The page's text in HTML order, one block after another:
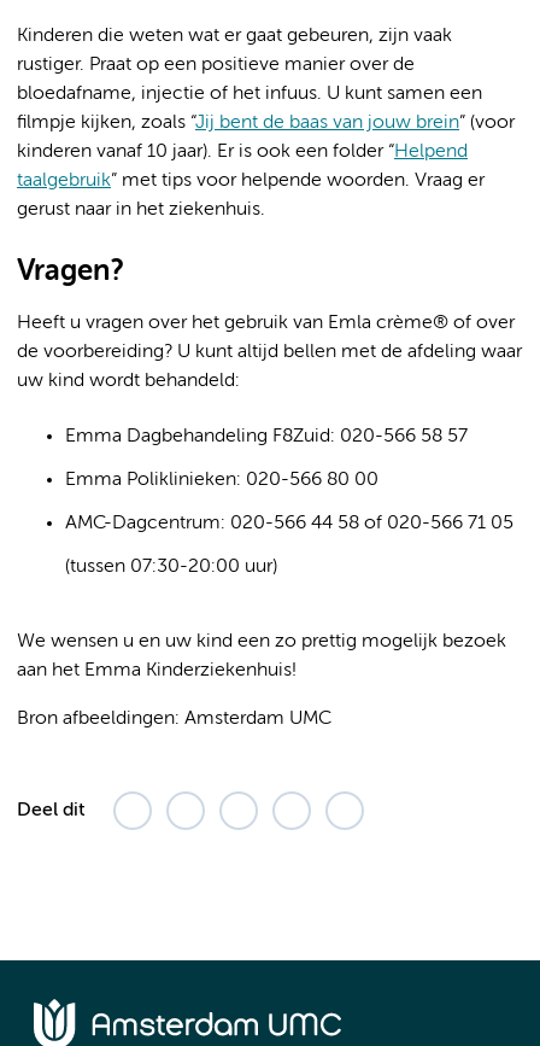
Kinderen die weten wat er gaat gebeuren, zijn vaak
rustiger. Praat op een positieve manier over de
bloedafname, injectie of het infuus. U kunt samen een
filmpje kijken, zoals “Jij bent de baas van jouw brein” (voor
kinderen vanaf 10 jaar). Er is ook een folder “Helpend
taalgebruik” met tips voor helpende woorden. Vraag er
gerust naar in het ziekenhuis.
Vragen?
Heeft u vragen over het gebruik van Emla crème® of over
de voorbereiding? U kunt altijd bellen met de afdeling waar
uw kind wordt behandeld:
Emma Dagbehandeling F8Zuid: 020-566 58 57
Emma Poliklinieken: 020-566 80 00
AMC-Dagcentrum: 020-566 44 58 of 020-566 71 05
(tussen 07:30-20:00 uur)
We wensen u en uw kind een zo prettig mogelijk bezoek
aan het Emma Kinderziekenhuis!
Bron afbeeldingen: Amsterdam UMC
Deel dit